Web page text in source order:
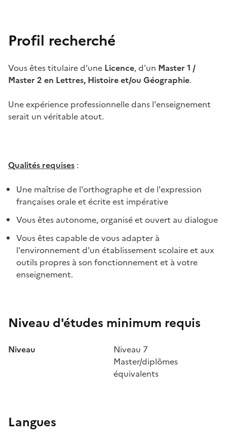
Profil recherché
Vous êtes titulaire d'une Licence, d'un Master 1 /
Master 2 en Lettres, Histoire et/ou Géographie.
Une expérience professionnelle dans l'enseignement
serait un véritable atout.
Qualités requises :
Une maîtrise de l'orthographe et de l'expression
françaises orale et écrite est impérative
Vous êtes autonome, organisé et ouvert au dialogue
Vous êtes capable de vous adapter à
l'environnement d'un établissement scolaire et aux
outils propres à son fonctionnement et à votre
enseignement.
Niveau d'études minimum requis
Niveau
Niveau 7
Master/diplômes
équivalents
Langues